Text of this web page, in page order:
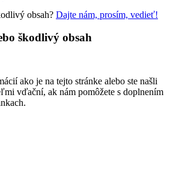
obsah? Dajte nám, prosím, vedieť!
škodlivý obsah
ako je na tejto stránke alebo ste našli
vďační, ak nám pomôžete s doplnením